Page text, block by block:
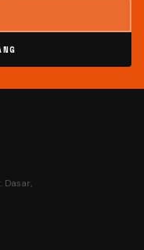
Dasar,